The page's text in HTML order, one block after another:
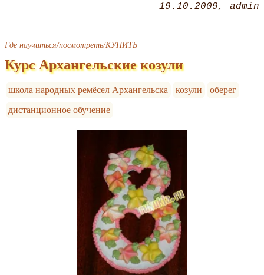
19.10.2009 admin
Где научиться/посмотреть/КУПИТЬ
Курс Архангельские козули
школа народных ремёсел Архангельска козули
оберег
дистанционное обучение